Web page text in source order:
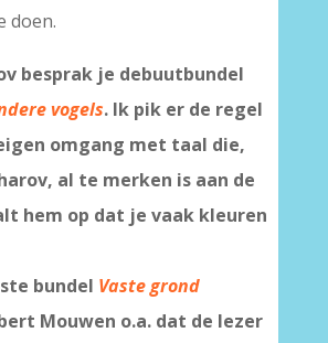
doen.
besprak je debuutbundel
vogels. Ik pik er de regel
omgang met taal die,
al te merken is aan de
hem op dat je vaak kleuren
bundel Vaste grond
Mouwen o.a. dat de lezer